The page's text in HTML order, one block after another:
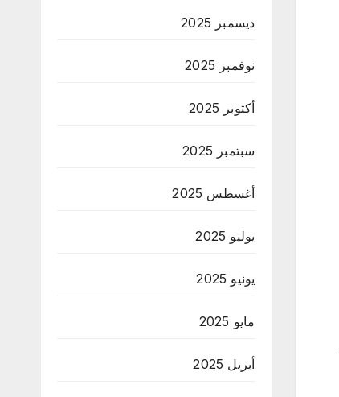
ديسمبر 2025
نوفمبر 2025
أكتوبر 2025
سبتمبر 2025
أغسطس 2025
يوليو 2025
يونيو 2025
مايو 2025
أبريل 2025